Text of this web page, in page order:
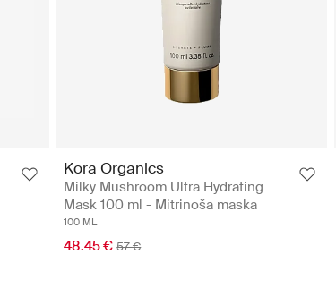
Kora Organics
Milky Mushroom Ultra Hydrating
Mask 100 ml - Mitrinoša maska
100 ML
48.45 € 57 €